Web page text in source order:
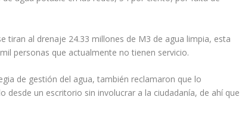
tiran al drenaje 24.33 millones de M3 de agua limpia, esta
personas que actualmente no tienen servicio.
de gestión del agua, también reclamaron que lo
un escritorio sin involucrar a la ciudadanía, de ahí que